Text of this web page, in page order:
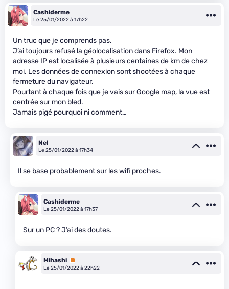
Cashiderme
Le 25/01/2022 à 17h22
Un truc que je comprends pas.
J’ai toujours refusé la géolocalisation dans Firefox. Mon
adresse IP est localisée à plusieurs centaines de km de chez
moi. Les données de connexion sont shootées à chaque
fermeture du navigateur.
Pourtant à chaque fois que je vais sur Google map, la vue est
centrée sur mon bled.
Jamais pigé pourquoi ni comment…
Nel
Le 25/01/2022 à 17h34
Il se base probablement sur les wifi proches.
Cashiderme
Le 25/01/2022 à 17h37
Sur un PC ? J’ai des doutes.
Mihashi Premium
Le 25/01/2022 à 22h22